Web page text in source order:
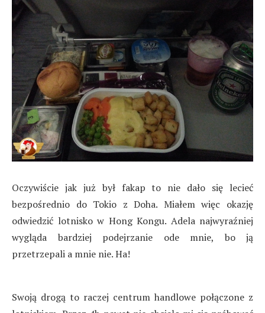
Oczywiście jak już był fakap to nie dało się lecieć
bezpośrednio do Tokio z Doha. Miałem więc okazję
odwiedzić lotnisko w Hong Kongu. Adela najwyraźniej
wygląda bardziej podejrzanie ode mnie, bo ją
przetrzepali a mnie nie. Ha!
Swoją drogą to raczej centrum handlowe połączone z